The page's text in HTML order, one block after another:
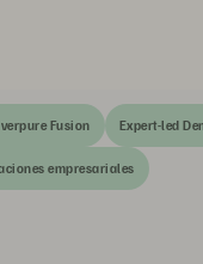
Fusion Expert-led
empresariales